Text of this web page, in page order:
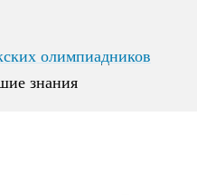
олимпиадников
знания
олимпиадников
знания